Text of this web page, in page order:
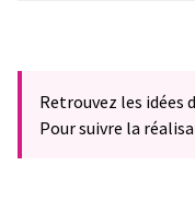
Retrouvez les idées
Pour suivre la